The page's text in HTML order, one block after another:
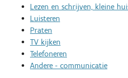
Lezen en schrijven, kleine
Luisteren
Praten
TV kijken
Telefoneren
Andere - communicatie